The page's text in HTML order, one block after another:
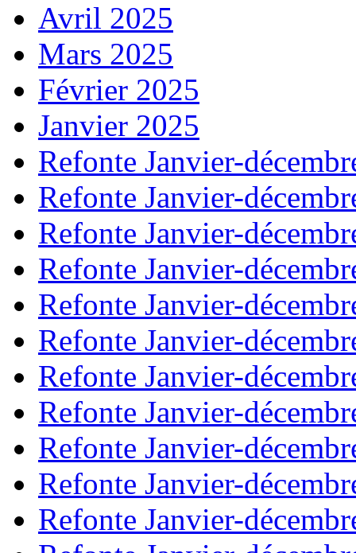
Avril 2025
Mars 2025
Février 2025
Janvier 2025
Refonte Janvier-
Refonte Janvier-
Refonte Janvier-
Refonte Janvier-
Refonte Janvier-
Refonte Janvier-
Refonte Janvier-
Refonte Janvier-
Refonte Janvier-
Refonte Janvier-
Refonte Janvier-